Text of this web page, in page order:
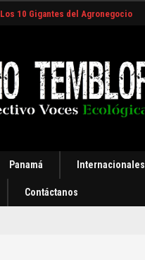
Los 10 Gigantes del Agronegocio
Panamá Internacionales
Contáctanos